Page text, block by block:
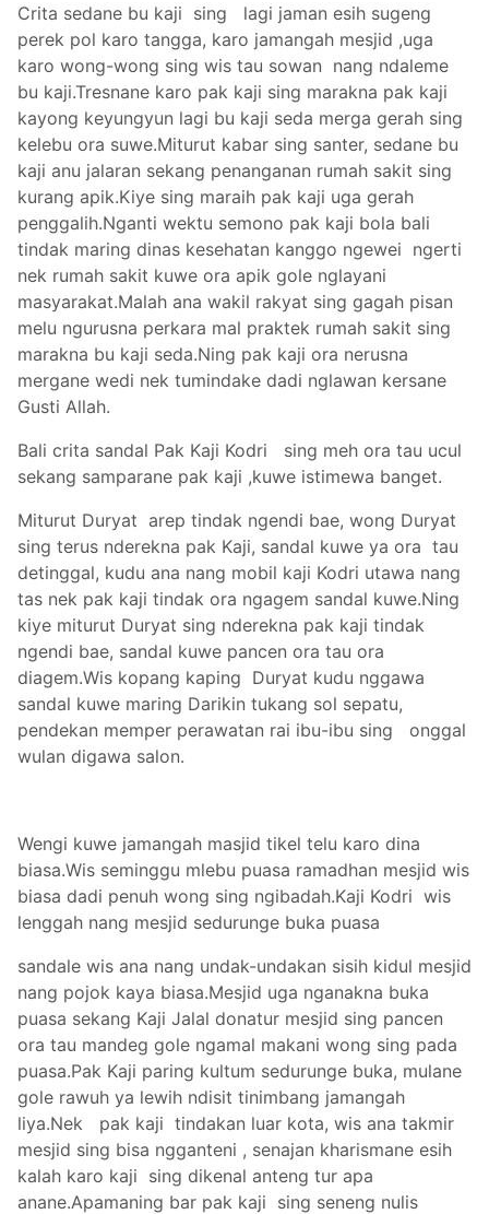
Crita sedane bu kaji sing lagi jaman esih sugeng
perek pol karo tangga, karo jamangah mesjid ,uga
karo wong-wong sing wis tau sowan nang ndaleme
bu kaji.Tresnane karo pak kaji sing marakna pak kaji
kayong keyungyun lagi bu kaji seda merga gerah sing
kelebu ora suwe.Miturut kabar sing santer, sedane bu
kaji anu jalaran sekang penanganan rumah sakit sing
kurang apik.Kiye sing maraih pak kaji uga gerah
penggalih.Nganti wektu semono pak kaji bola bali
tindak maring dinas kesehatan kanggo ngewei ngerti
nek rumah sakit kuwe ora apik gole nglayani
masyarakat.Malah ana wakil rakyat sing gagah pisan
melu ngurusna perkara mal praktek rumah sakit sing
marakna bu kaji seda.Ning pak kaji ora nerusna
mergane wedi nek tumindake dadi nglawan kersane
Gusti Allah.
Bali crita sandal Pak Kaji Kodri sing meh ora tau ucul
sekang samparane pak kaji ,kuwe istimewa banget.
Miturut Duryat arep tindak ngendi bae, wong Duryat
sing terus nderekna pak Kaji, sandal kuwe ya ora tau
detinggal, kudu ana nang mobil kaji Kodri utawa nang
tas nek pak kaji tindak ora ngagem sandal kuwe.Ning
kiye miturut Duryat sing nderekna pak kaji tindak
ngendi bae, sandal kuwe pancen ora tau ora
diagem.Wis kopang kaping Duryat kudu nggawa
sandal kuwe maring Darikin tukang sol sepatu,
pendekan memper perawatan rai ibu-ibu sing onggal
wulan digawa salon.
Wengi kuwe jamangah masjid tikel telu karo dina
biasa.Wis seminggu mlebu puasa ramadhan mesjid wis
biasa dadi penuh wong sing ngibadah.Kaji Kodri wis
lenggah nang mesjid sedurunge buka puasa
sandale wis ana nang undak-undakan sisih kidul mesjid
nang pojok kaya biasa.Mesjid uga nganakna buka
puasa sekang Kaji Jalal donatur mesjid sing pancen
ora tau mandeg gole ngamal makani wong sing pada
puasa.Pak Kaji paring kultum sedurunge buka, mulane
gole rawuh ya lewih ndisit tinimbang jamangah
liya.Nek
pak kaji tindakan luar kota, wis ana takmir
mesjid sing bisa ngganteni , senajan kharismane esih
kalah karo kaji sing dikenal anteng tur apa
anane.Apamaning bar pak kaji sing seneng nulis